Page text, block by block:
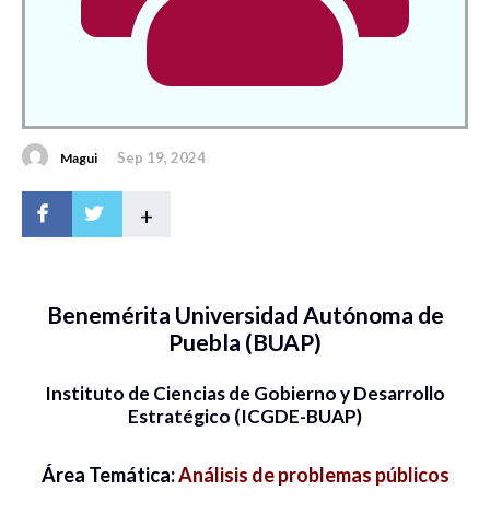
Magui Sep 19, 2024
+
Benemérita Universidad Autónoma de
Puebla (BUAP)
Instituto de Ciencias de Gobierno y Desarrollo
Estratégico (ICGDE-BUAP)
Área Temática:Análisis de problemas públicos